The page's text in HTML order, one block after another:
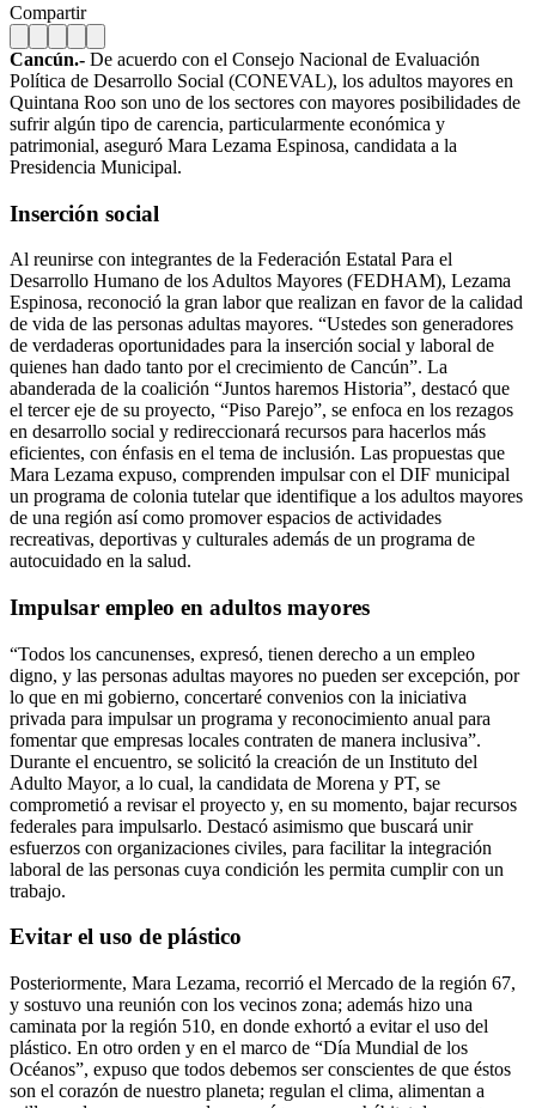
Compartir
Cancún.- De acuerdo con el Consejo Nacional de Evaluación
Política de Desarrollo Social (CONEVAL), los adultos mayores en
Quintana Roo son uno de los sectores con mayores posibilidades de
sufrir algún tipo de carencia, particularmente económica y
patrimonial, aseguró Mara Lezama Espinosa, candidata a la
Presidencia Municipal.
Inserción social
Al reunirse con integrantes de la Federación Estatal Para el
Desarrollo Humano de los Adultos Mayores (FEDHAM), Lezama
Espinosa, reconoció la gran labor que realizan en favor de la calidad
de vida de las personas adultas mayores. “Ustedes son generadores
de verdaderas oportunidades para la inserción social y laboral de
quienes han dado tanto por el crecimiento de Cancún”. La
abanderada de la coalición “Juntos haremos Historia”, destacó que
el tercer eje de su proyecto, “Piso Parejo”, se enfoca en los rezagos
en desarrollo social y redireccionará recursos para hacerlos más
eficientes, con énfasis en el tema de inclusión. Las propuestas que
Mara Lezama expuso, comprenden impulsar con el DIF municipal
un programa de colonia tutelar que identifique a los adultos mayores
de una región así como promover espacios de actividades
recreativas, deportivas y culturales además de un programa de
autocuidado en la salud.
Impulsar empleo en adultos mayores
“Todos los cancunenses, expresó, tienen derecho a un empleo
digno, y las personas adultas mayores no pueden ser excepción, por
lo que en mi gobierno, concertaré convenios con la iniciativa
privada para impulsar un programa y reconocimiento anual para
fomentar que empresas locales contraten de manera inclusiva”.
Durante el encuentro, se solicitó la creación de un Instituto del
Adulto Mayor, a lo cual, la candidata de Morena y PT, se
comprometió a revisar el proyecto y, en su momento, bajar recursos
federales para impulsarlo. Destacó asimismo que buscará unir
esfuerzos con organizaciones civiles, para facilitar la integración
laboral de las personas cuya condición les permita cumplir con un
trabajo.
Evitar el uso de plástico
Posteriormente, Mara Lezama, recorrió el Mercado de la región 67,
y sostuvo una reunión con los vecinos zona; además hizo una
caminata por la región 510, en donde exhortó a evitar el uso del
plástico. En otro orden y en el marco de “Día Mundial de los
Océanos”, expuso que todos debemos ser conscientes de que éstos
son el corazón de nuestro planeta; regulan el clima, alimentan a